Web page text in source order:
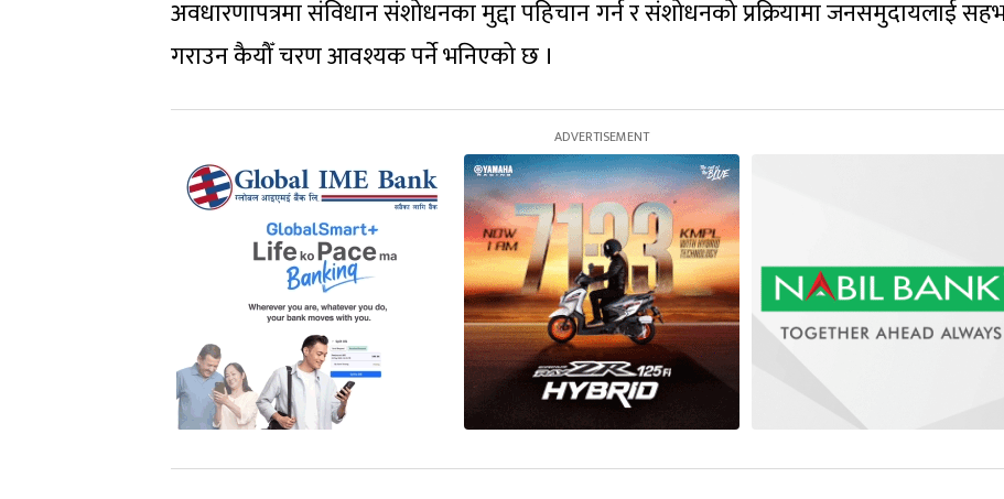
अवधारणापत्रमा संविधान संशोधनका मुद्दा पहिचान गर्न र संशोधनको प्रक्रियामा जनसमुदायलाई
गराउन कैयौँ चरण आवश्यक पर्ने भनिएको छ ।